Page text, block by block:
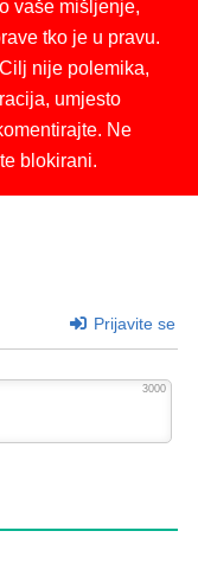
vaše mišljenje,
tko je u pravu.
nije polemika,
umjesto
Ne
blokirani.
Prijavite se
3000